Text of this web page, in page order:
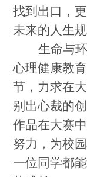
找到出口，
未来的人生
生命与
心理健康教
节，力求在
别出心裁的
作品在大赛
努力，为校
一位同学都